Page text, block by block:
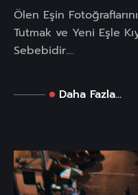
Ölen Eşin
Tutmak ve Yeni Eşle
Sebebidir....
Daha Fazla...